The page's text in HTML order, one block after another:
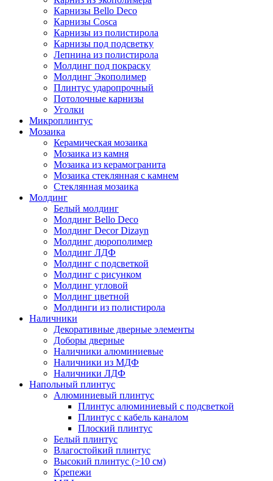
Карнизы Bello Deco
Карнизы Cosca
Карнизы из полистирола
Карнизы под подсветку
Лепнина из полистирола
Молдинг под покраску
Молдинг Экополимер
Плинтус ударопрочный
Потолочные карнизы
Уголки
Микроплинтус
Мозаика
Керамическая мозаика
Мозаика из камня
Мозаика из керамогранита
Мозаика стеклянная с камнем
Стеклянная мозаика
Молдинг
Белый молдинг
Молдинг Bello Deco
Молдинг Decor Dizayn
Молдинг дюрополимер
Молдинг ЛДФ
Молдинг с подсветкой
Молдинг с рисунком
Молдинг угловой
Молдинг цветной
Молдинги из полистирола
Наличники
Декоративные дверные элементы
Доборы дверные
Наличники алюминиевые
Наличники из МДФ
Наличники ЛДФ
Напольный плинтус
Алюминиевый плинтус
Плинтус алюминиевый с подсветкой
Плинтус с кабель каналом
Плоский плинтус
Белый плинтус
Влагостойкий плинтус
Высокий плинтус (>10 см)
Крепежи